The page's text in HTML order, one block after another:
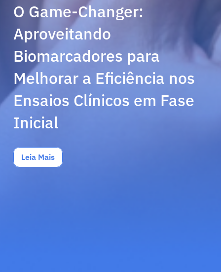
O Game-Changer:
Aproveitando
Biomarcadores para
Melhorar a Eficiência nos
Ensaios Clínicos em Fase
Inicial
Leia Mais